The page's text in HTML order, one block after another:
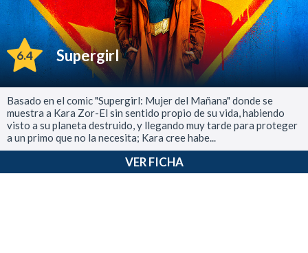
6.4 Supergirl
Basado en el comic "Supergirl: Mujer del Mañana" donde se
muestra a Kara Zor-El sin sentido propio de su vida, habiendo
visto a su planeta destruido, y llegando muy tarde para proteger
a un primo que no la necesita; Kara cree habe...
VER FICHA